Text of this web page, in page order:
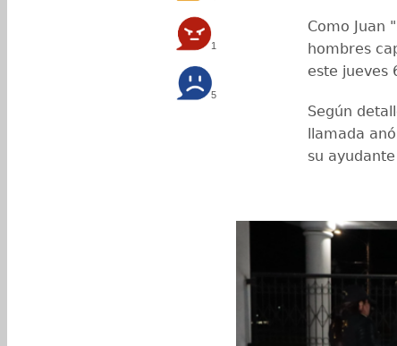
1
5
Como Juan
hombres
este jueves
Según
llamada
su